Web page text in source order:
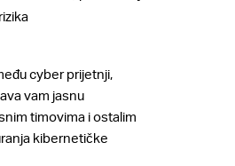
cyber prijetnji,
vam jasnu
timovima i ostalim
kibernetičke